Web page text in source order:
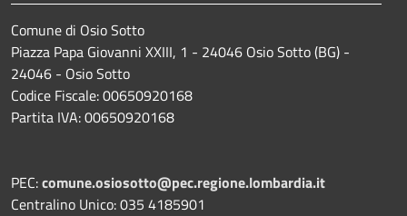
Comune di Osio Sotto
Piazza Papa Giovanni XXIII, 1 - 24046 Osio Sotto (BG) -
24046 - Osio Sotto
Codice Fiscale: 00650920168
Partita IVA: 00650920168
PEC:comune.osiosotto@pec.regione.lombardia.it
Centralino Unico: 035 4185901